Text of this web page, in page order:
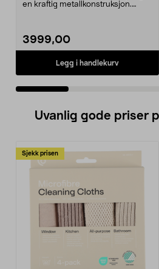
en kraftig metallkonstruksjon.
3999,00
Legg i handlekurv
Uvanlig gode priser
Sjekk prisen